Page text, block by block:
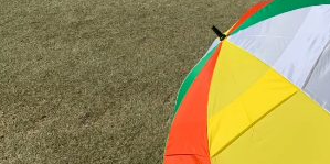
れ通